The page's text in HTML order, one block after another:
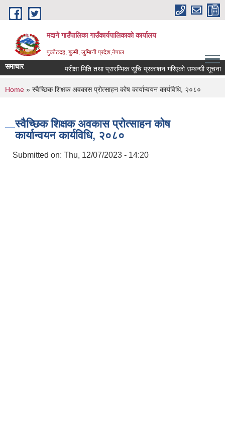
Skip to main content
मदाने गाउँपालिका गाउँकार्यपालिकाको कार्यालय
पुर्कोटदह, गुल्मी, लुम्बिनी प्रदेश,नेपाल
समाचार परीक्षा मिति तथा प्रारम्भिक सूचि प्रकाशन गरिएको सम्बन्धी सूचना
You are here
Home » स्वैच्छिक शिक्षक अवकास प्रोत्साहन कोष कार्यान्वयन कार्यविधि, २०८०
स्वैच्छिक शिक्षक अवकास प्रोत्साहन कोष
कार्यान्वयन कार्यविधि, २०८०
Submitted on: Thu, 12/07/2023 - 14:20